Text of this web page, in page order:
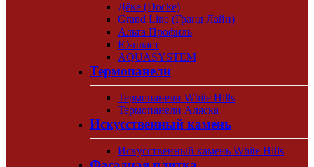
Дёке (Docke)
Grand Line (Гранд Лайн)
Альта Профиль
Ю-пласт
AQUASYSTEM
Термопанели
Термопанели White Hills
Термопанели Аляска
Искусственный камень
Искусственный камень White Hills